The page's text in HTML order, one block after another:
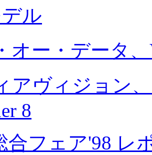
ル
オー・データ
アヴィジョン
8
合フェア'98 レ